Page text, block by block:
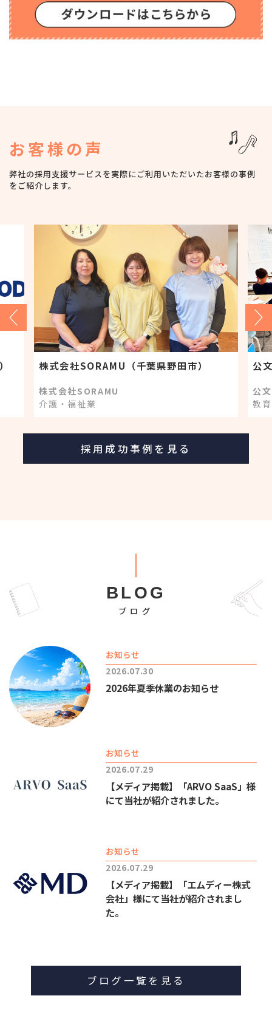
お客様の声
弊社の採用支援サービスを実際にご利用いただいたお客様の事例
をご紹介します。
株式会社SORAMU（千葉県野田市）
株式会社SORAMU
介護・福祉業
公
教育
採用成功事例を見る
BLOG
ブログ
お知らせ
2026.07.30
2026年夏季休業のお知らせ
お知らせ
2026.07.29
【メディア掲載】「ARVO SaaS」様
にて当社が紹介されました。
お知らせ
2026.07.29
【メディア掲載】「エムディー株式
会社」様にて当社が紹介されまし
た。
ブログ一覧を見る